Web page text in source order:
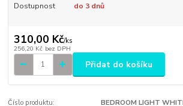
Dostupnost do 3 dnů
310,00 Kč/ks
256,20 Kč bez DPH
Přidat do košíku
Číslo produktu:
BEDROOM LIGHT